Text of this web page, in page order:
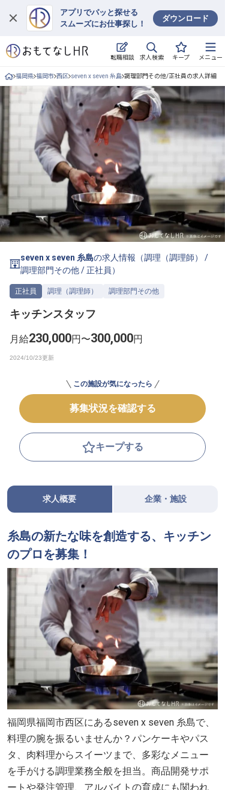
アプリでパッと探せる
スムーズにお仕事探し！
ダウンロード
転職相談 求人検索 キープ メニュー
ログイン
求人・施設を探す
キープした求人
就職・転職 合同説明会
おもてなしHRについて
ご利用の流れ
よくある質問
ホテル・宿泊業界情報コラム
無料 転職サポートに申し込む
採用をお考えの企業様へ
福岡県 福岡市 西区 seven x seven 糸島 調理部門その他/正社員の求人詳細
seven x seven 糸島の求人情報（調理（調理師）
/
調理部門その他/正社員 ）
正社員 調理（調理師） 調理部門その他
キッチンスタッフ
月給230,000円〜300,000円
この施設が気になったら
募集状況を確認する
キープする
求人概要 企業・施設
糸島の新たな味を創造する、キッチン
のプロを募集！
福岡県福岡市西区にあるseven x seven 糸島で、
料理の腕を振るいませんか？パンケーキやパス
タ、肉料理からスイーツまで、多彩なメニュー
を手がける調理業務全般を担当。商品開発サポ
ートや発注管理、アルバイトの育成にも関われ